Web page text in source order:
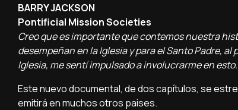
BARRY JACKSON
Pontificial Mission Societies
Creo que es importante que contemos nuestra
desempeñan en la Iglesia y para el Santo Padre,
Iglesia, me sentí impulsado a involucrarme en esto.
Este nuevo documental, de dos capítulos, se
emitirá en muchos otros paises.